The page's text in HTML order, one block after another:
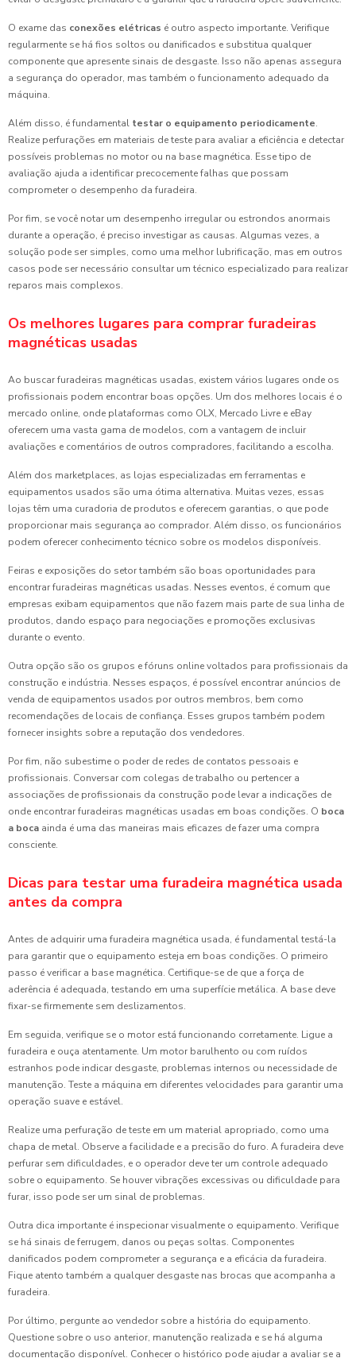
O exame das conexões elétricas é outro aspecto importante. Verifique
regularmente se há fios soltos ou danificados e substitua qualquer
componente que apresente sinais de desgaste. Isso não apenas assegura
a segurança do operador, mas também o funcionamento adequado da
máquina.
Além disso, é fundamental testar o equipamento periodicamente.
Realize perfurações em materiais de teste para avaliar a eficiência e detectar
possíveis problemas no motor ou na base magnética. Esse tipo de
avaliação ajuda a identificar precocemente falhas que possam
comprometer o desempenho da furadeira.
Por fim, se você notar um desempenho irregular ou estrondos anormais
durante a operação, é preciso investigar as causas. Algumas vezes, a
solução pode ser simples, como uma melhor lubrificação, mas em outros
casos pode ser necessário consultar um técnico especializado para realizar
reparos mais complexos.
Os melhores lugares para comprar furadeiras
magnéticas usadas
Ao buscar furadeiras magnéticas usadas, existem vários lugares onde os
profissionais podem encontrar boas opções. Um dos melhores locais é o
mercado online, onde plataformas como OLX, Mercado Livre e eBay
oferecem uma vasta gama de modelos, com a vantagem de incluir
avaliações e comentários de outros compradores, facilitando a escolha.
Além dos marketplaces, as lojas especializadas em ferramentas e
equipamentos usados são uma ótima alternativa. Muitas vezes, essas
lojas têm uma curadoria de produtos e oferecem garantias, o que pode
proporcionar mais segurança ao comprador. Além disso, os funcionários
podem oferecer conhecimento técnico sobre os modelos disponíveis.
Feiras e exposições do setor também são boas oportunidades para
encontrar furadeiras magnéticas usadas. Nesses eventos, é comum que
empresas exibam equipamentos que não fazem mais parte de sua linha de
produtos, dando espaço para negociações e promoções exclusivas
durante o evento.
Outra opção são os grupos e fóruns online voltados para profissionais da
construção e indústria. Nesses espaços, é possível encontrar anúncios de
venda de equipamentos usados por outros membros, bem como
recomendações de locais de confiança. Esses grupos também podem
fornecer insights sobre a reputação dos vendedores.
Por fim, não subestime o poder de redes de contatos pessoais e
profissionais. Conversar com colegas de trabalho ou pertencer a
associações de profissionais da construção pode levar a indicações de
onde encontrar furadeiras magnéticas usadas em boas condições. O boca
a boca ainda é uma das maneiras mais eficazes de fazer uma compra
consciente.
Dicas para testar uma furadeira magnética usada
antes da compra
Antes de adquirir uma furadeira magnética usada, é fundamental testá-la
para garantir que o equipamento esteja em boas condições. O primeiro
passo é verificar a base magnética. Certifique-se de que a força de
aderência é adequada, testando em uma superfície metálica. A base deve
fixar-se firmemente sem deslizamentos.
Em seguida, verifique se o motor está funcionando corretamente. Ligue a
furadeira e ouça atentamente. Um motor barulhento ou com ruídos
estranhos pode indicar desgaste, problemas internos ou necessidade de
manutenção. Teste a máquina em diferentes velocidades para garantir uma
operação suave e estável.
Realize uma perfuração de teste em um material apropriado, como uma
chapa de metal. Observe a facilidade e a precisão do furo. A furadeira deve
perfurar sem dificuldades, e o operador deve ter um controle adequado
sobre o equipamento. Se houver vibrações excessivas ou dificuldade para
furar, isso pode ser um sinal de problemas.
Outra dica importante é inspecionar visualmente o equipamento. Verifique
se há sinais de ferrugem, danos ou peças soltas. Componentes
danificados podem comprometer a segurança e a eficácia da furadeira.
Fique atento também a qualquer desgaste nas brocas que acompanha a
furadeira.
Por último, pergunte ao vendedor sobre a história do equipamento.
Questione sobre o uso anterior, manutenção realizada e se há alguma
documentação disponível. Conhecer o histórico pode ajudar a avaliar se a